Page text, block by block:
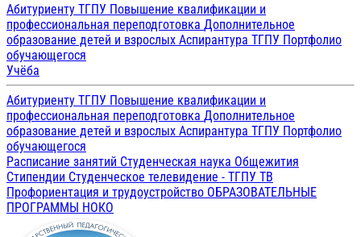
Абитуриенту ТГПУ Повышение квалификации и
профессиональная переподготовка Дополнительное
образование детей и взрослых Аспирантура ТГПУ Портфолио
обучающегося
Учёба
Абитуриенту ТГПУ Повышение квалификации и
профессиональная переподготовка Дополнительное
образование детей и взрослых Аспирантура ТГПУ Портфолио
обучающегося
Расписание занятий Студенческая наука Общежития
Стипендии Студенческое телевидение - ТГПУ ТВ
Профориентация и трудоустройство ОБРАЗОВАТЕЛЬНЫЕ
ПРОГРАММЫ НОКО